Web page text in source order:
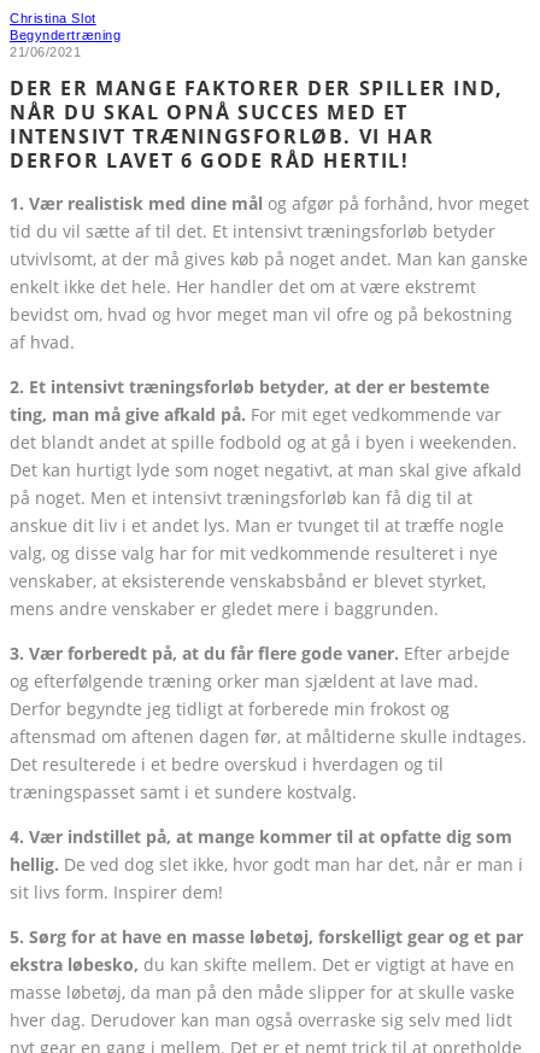
Christina Slot
Begyndertræning
21/06/2021
DER ER MANGE FAKTORER DER SPILLER IND,
NÅR DU SKAL OPNÅ SUCCES MED ET
INTENSIVT TRÆNINGSFORLØB. VI HAR
DERFOR LAVET 6 GODE RÅD HERTIL!
1. Vær realistisk med dine mål og afgør på forhånd, hvor meget
tid du vil sætte af til det. Et intensivt træningsforløb betyder
utvivlsomt, at der må gives køb på noget andet. Man kan ganske
enkelt ikke det hele. Her handler det om at være ekstremt
bevidst om, hvad og hvor meget man vil ofre og på bekostning
af hvad.
2. Et intensivt træningsforløb betyder, at der er bestemte
ting, man må give afkald på. For mit eget vedkommende var
det blandt andet at spille fodbold og at gå i byen i weekenden.
Det kan hurtigt lyde som noget negativt, at man skal give afkald
på noget. Men et intensivt træningsforløb kan få dig til at
anskue dit liv i et andet lys. Man er tvunget til at træffe nogle
valg, og disse valg har for mit vedkommende resulteret i nye
venskaber, at eksisterende venskabsbånd er blevet styrket,
mens andre venskaber er gledet mere i baggrunden.
3. Vær forberedt på, at du får flere gode vaner. Efter arbejde
og efterfølgende træning orker man sjældent at lave mad.
Derfor begyndte jeg tidligt at forberede min frokost og
aftensmad om aftenen dagen før, at måltiderne skulle indtages.
Det resulterede i et bedre overskud i hverdagen og til
træningspasset samt i et sundere kostvalg.
4. Vær indstillet på, at mange kommer til at opfatte dig som
hellig. De ved dog slet ikke, hvor godt man har det, når er man i
sit livs form. Inspirer dem!
5. Sørg for at have en masse løbetøj, forskelligt gear og et par
ekstra løbesko, du kan skifte mellem. Det er vigtigt at have en
masse løbetøj, da man på den måde slipper for at skulle vaske
hver dag. Derudover kan man også overraske sig selv med lidt
nyt gear en gang i mellem. Det er et nemt trick til at opretholde